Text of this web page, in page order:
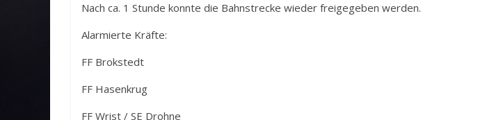
Nach ca. 1 Stunde konnte die Bahnstrecke wieder freigegeben werden.
Alarmierte Kräfte:
FF Brokstedt
FF Hasenkrug
FF Wrist / SE Drohne